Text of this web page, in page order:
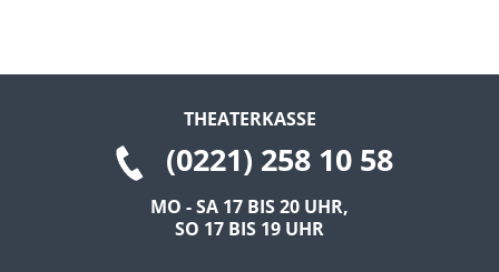
THEATERKASSE
(0221) 258 10 58
MO - SA 17 BIS 20 UHR,
SO 17 BIS 19 UHR